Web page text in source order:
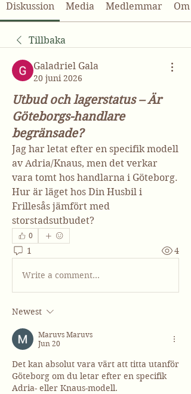
Diskussion Media Medlemmar Om
Tillbaka
Galadriel Gala
20 juni 2026
Utbud och lagerstatus – Är
Göteborgs-handlare
begränsade?
Jag har letat efter en specifik modell
av Adria/Knaus, men det verkar
vara tomt hos handlarna i Göteborg.
Hur är läget hos Din Husbil i
Frillesås jämfört med
storstadsutbudet?
0
1 4
Write a comment...
Newest
Maruvs Maruvs
Jun 20
Det kan absolut vara värt att titta utanför
Göteborg om du letar efter en specifik
Adria- eller Knaus-modell.